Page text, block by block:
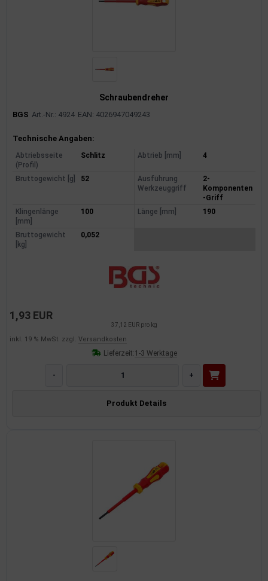
Schraubendreher
BGS Art.-Nr.: 4924 EAN: 4026947049243
Produktinformationen
Technische Angaben:
Abtriebsseite
(Profil)
Schlitz Abtrieb [mm] 4
Bruttogewicht [g] 52
Ausführung
Werkzeuggriff
2-
Komponenten
-Griff
Klingenlänge
[mm]
100 Länge [mm] 190
Bruttogewicht
[kg]
0,052
1,93 EUR
37,12 EUR pro kg
inkl. 19 % MwSt. zzgl. Versandkosten
Lieferzeit:1-3 Werktage
- +
Produkt Details